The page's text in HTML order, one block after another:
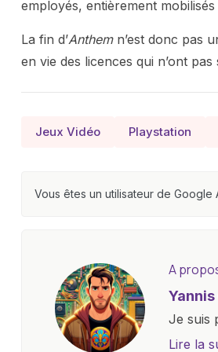
employés, entièrement
La fin d’Anthemn’est donc pas
en vie des licences qui n’ont
Jeux Vidéo Playstation
Vous êtes un utilisateur de Google
A
Je suis
Lire la